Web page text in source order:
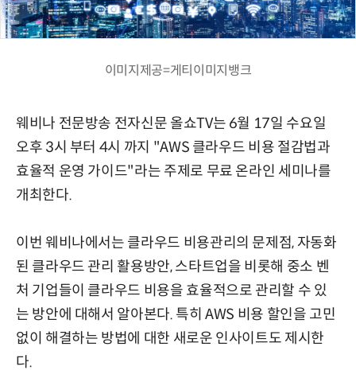
이미지제공=게티이미지뱅크
웨비나 전문방송 전자신문 올쇼TV는 6월 17일 수요일
오후 3시 부터 4시 까지 "AWS 클라우드 비용 절감법과
효율적 운영 가이드"라는 주제로 무료 온라인 세미나를
개최한다.
이번 웨비나에서는 클라우드 비용관리의 문제점, 자동화
된 클라우드 관리 활용방안, 스타트업을 비롯해 중소 벤
처 기업들이 클라우드 비용을 효율적으로 관리할 수 있
는 방안에 대해서 알아본다. 특히 AWS 비용 할인을 고민
없이 해결하는 방법에 대한 새로운 인사이트도 제시한
다.